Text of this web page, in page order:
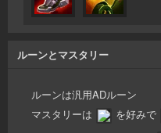
ルーンとマスタリー
ルーンは汎用ADルーン
マスタリーは
を好みで